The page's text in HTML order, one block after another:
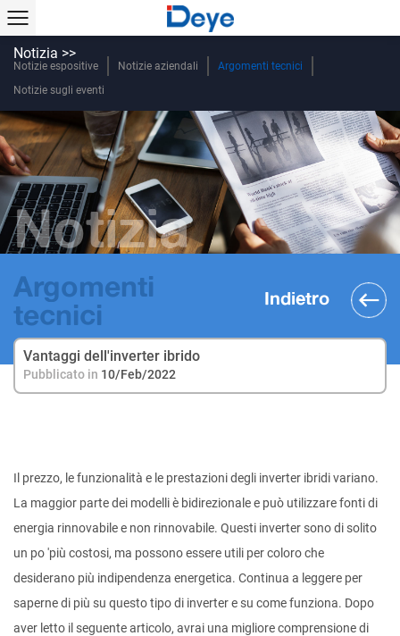
Notizia >>
Notizie espositive Notizie aziendali
Argomenti tecnici
Notizie sugli eventi
Notizia
Argomenti
tecnici
Indietro
Vantaggi dell'inverter ibrido
Pubblicato in 10/Feb/2022
Il prezzo, le funzionalità e le prestazioni degli inverter ibridi variano.
La maggior parte dei modelli è bidirezionale e può utilizzare fonti di
energia rinnovabile e non rinnovabile. Questi inverter sono di solito
un po 'più costosi, ma possono essere utili per coloro che
desiderano più indipendenza energetica. Continua a leggere per
saperne di più su questo tipo di inverter e su come funziona. Dopo
aver letto il seguente articolo, avrai una migliore comprensione di